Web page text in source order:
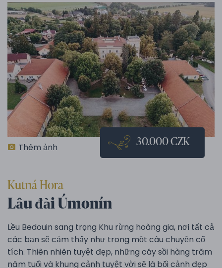
Thêm ảnh 30.000 CZK
Kutná Hora
Lâu đài Úmonín
Lều Bedouin sang trọng Khu rừng hoàng gia, nơi tất cả
các bạn sẽ cảm thấy như trong một câu chuyện cổ
tích. Thiên nhiên tuyệt đẹp, những cây sồi hàng trăm
năm tuổi và khung cảnh tuyệt vời sẽ là bối cảnh đẹp